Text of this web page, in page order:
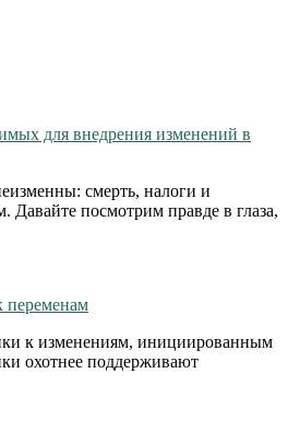
для внедрения изменений в
смерть, налоги и
Давайте посмотрим правде в глаза,
переменам
к изменениям, инициированным
охотнее поддерживают